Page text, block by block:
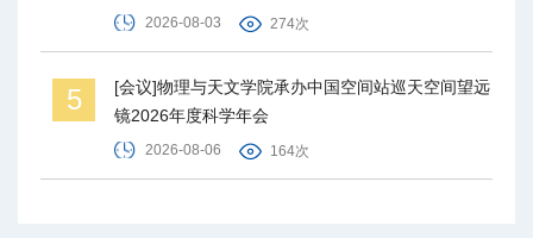
2026-08-03 274次
5
[会议]物理与天文学院承办中国空间站巡天空间望远
镜2026年度科学年会
2026-08-06 164次